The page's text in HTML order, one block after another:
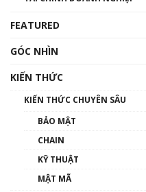
FEATURED
GÓC NHÌN
KIẾN THỨC
KIẾN THỨC CHUYÊN SÂU
BẢO MẬT
CHAIN
KỸ THUẬT
MẬT MÃ